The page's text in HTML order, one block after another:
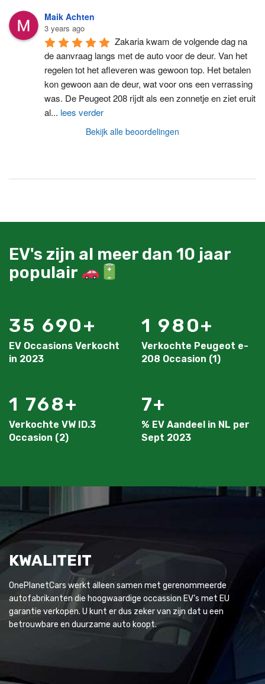
Maik Achten
3 years ago
Zakaria kwam de volgende dag na
de aanvraag langs met de auto voor de deur. Van het
regelen tot het afleveren was gewoon top. Het betalen
kon gewoon aan de deur, wat voor ons een verrassing
was. De Peugeot 208 rijdt als een zonnetje en ziet eruit
al... lees verder
Bekijk alle beoordelingen
EV's zijn al meer dan 10 jaar
populair
35 690
EV Occasions Verkocht
in 2023
1 980
Verkochte Peugeot e-
208 Occasion (1)
1 768
Verkochte VW ID.3
Occasion (2)
7
% EV Aandeel in NL per
Sept 2023
KWALITEIT
OnePlanetCars werkt alleen samen met gerenommeerde
autofabrikanten die hoogwaardige occassion EV’s met EU
garantie verkopen. U kunt er dus zeker van zijn dat u een
betrouwbare en duurzame auto koopt.